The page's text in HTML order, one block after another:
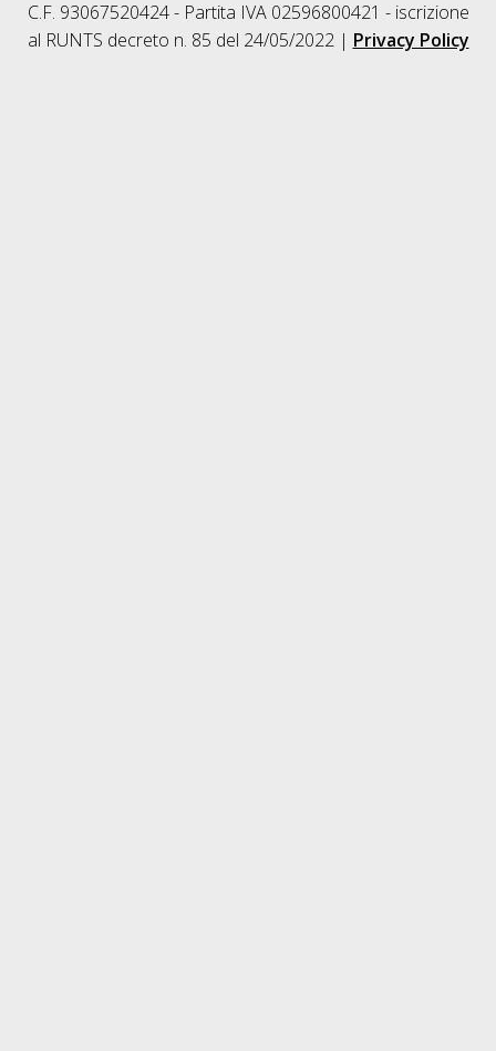
C.F. 93067520424 - Partita IVA 02596800421 - iscrizione
al RUNTS decreto n. 85 del 24/05/2022 | Privacy Policy